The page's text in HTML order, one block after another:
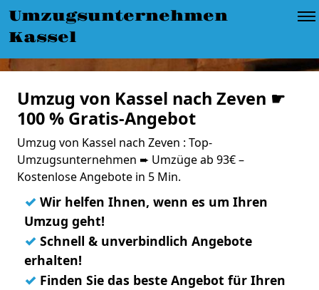
Umzugsunternehmen
Kassel
Umzug von Kassel nach Zeven ☛
100 % Gratis-Angebot
Umzug von Kassel nach Zeven : Top-
Umzugsunternehmen ➨ Umzüge ab 93€ –
Kostenlose Angebote in 5 Min.
✓ Wir helfen Ihnen, wenn es um Ihren
Umzug geht!
✓ Schnell & unverbindlich Angebote
erhalten!
✓ Finden Sie das beste Angebot für Ihren